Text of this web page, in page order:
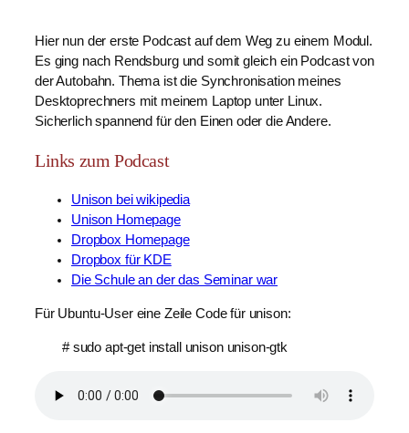
Hier nun der erste Podcast auf dem Weg zu einem Modul.
Es ging nach Rendsburg und somit gleich ein Podcast von
der Autobahn. Thema ist die Synchronisation meines
Desktoprechners mit meinem Laptop unter Linux.
Sicherlich spannend für den Einen oder die Andere.
Links zum Podcast
Unison bei wikipedia
Unison Homepage
Dropbox Homepage
Dropbox für KDE
Die Schule an der das Seminar war
Für Ubuntu-User eine Zeile Code für unison:
# sudo apt-get install unison unison-gtk